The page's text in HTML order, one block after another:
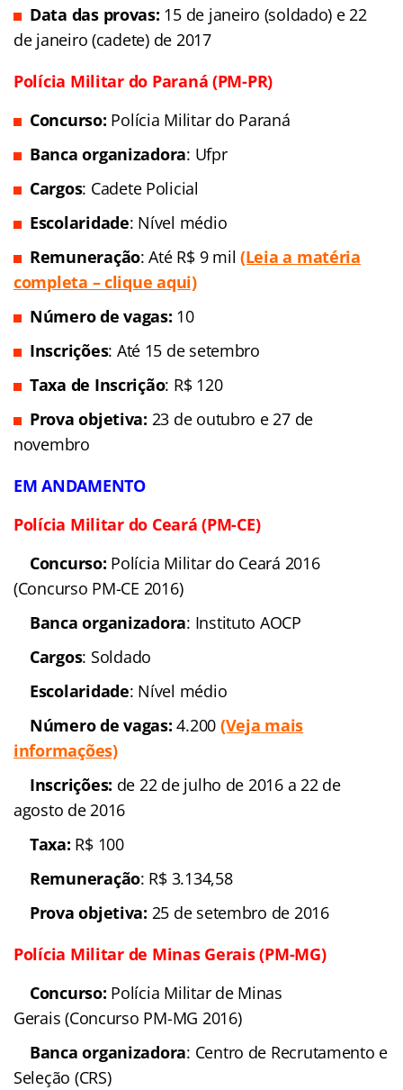
Data das provas: 15 de janeiro (soldado) e 22
de janeiro (cadete) de 2017
Polícia Militar do Paraná (PM-PR)
Concurso: Polícia Militar do Paraná
Banca organizadora: Ufpr
Cargos: Cadete Policial
Escolaridade: Nível médio
Remuneração: Até R$ 9 mil (Leia a matéria
completa – clique aqui)
Número de vagas: 10
Inscrições: Até 15 de setembro
Taxa de Inscrição: R$ 120
Prova objetiva: 23 de outubro e 27 de
novembro
EM ANDAMENTO
Polícia Militar do Ceará (PM-CE)
Concurso:Polícia Militar
do Ceará 2016 (Concurso PM-CE 2016)
Banca
organizadora : Instituto AOCP
Cargos
Escolaridade
Nível médio
Número de vagas:
(Veja mais informações)
3.134,58
Prova objetiva:
setembro de 2016
Polícia Militar de Minas Gerais (PM-MG)